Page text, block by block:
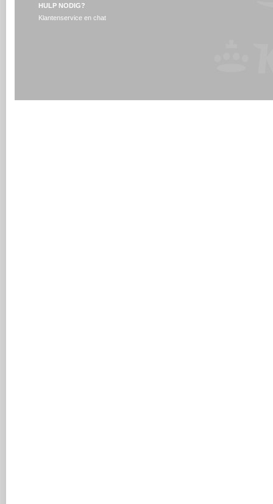
HULP NODIG?
Klantenservice en chat